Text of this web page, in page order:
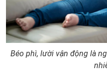
Béo phì, lười vận động là